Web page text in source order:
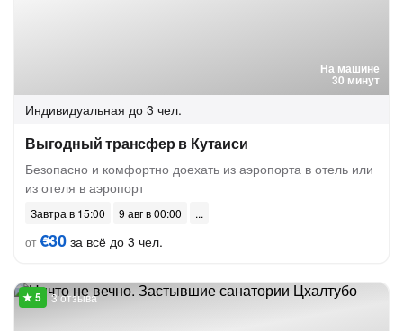
На машине
30 минут
Индивидуальная до 3 чел.
Выгодный трансфер в Кутаиси
Безопасно и комфортно доехать из аэропорта в отель или
из отеля в аэропорт
Завтра в 15:00
9 авг в 00:00
от€30 за всё до 3 чел.
3 отзыва